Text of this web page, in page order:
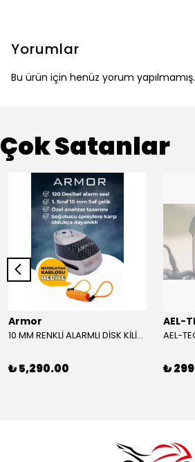
Yorumlar
Bu ürün için henüz yorum yapılmamış.
Çok Satanlar
Armor
10 MM RENKLİ ALARMLI DİSK KİLİDİ YENİ VERSİYON
₺ 5,290.00
AEL-
₺